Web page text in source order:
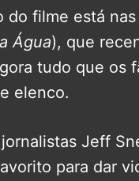
do filme está nas
Água), que
tudo que os
elenco.
Jeff
para dar